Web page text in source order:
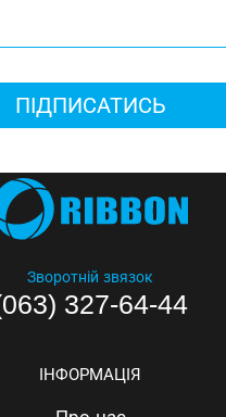
ПІДПИСАТИСЬ
Зворотній звязок
327-64-44
ІНФОРМАЦІЯ